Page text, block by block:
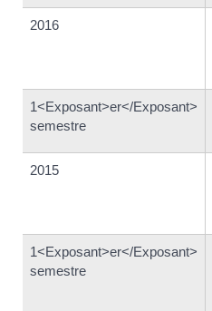
2016
1<Exposant>er</Exposant>
semestre
2015
1<Exposant>er</Exposant>
semestre